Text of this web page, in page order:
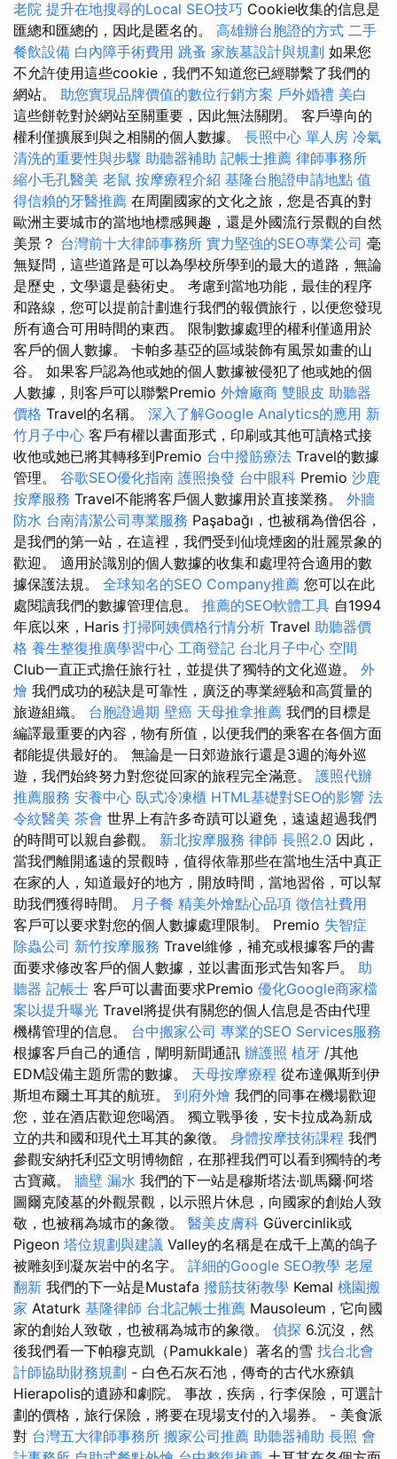
老院 提升在地搜尋的Local SEO技巧 Cookie收集的信息是
匯總和匯總的，因此是匿名的。 高雄辦台胞證的方式 二手
餐飲設備 白內障手術費用 跳蚤 家族墓設計與規劃 如果您
不允許使用這些cookie，我們不知道您已經聯繫了我們的
網站。 助您實現品牌價值的數位行銷方案 戶外婚禮 美白
這些餅乾對於網站至關重要，因此無法關閉。 客戶導向的
權利僅擴展到與之相關的個人數據。 長照中心 單人房 冷氣
清洗的重要性與步驟 助聽器補助 記帳士推薦 律師事務所
縮小毛孔醫美 老鼠 按摩療程介紹 基隆台胞證申請地點 值
得信賴的牙醫推薦 在周圍國家的文化之旅，您是否真的對
歐洲主要城市的當地地標感興趣，還是外國流行景觀的自然
美景？ 台灣前十大律師事務所 實力堅強的SEO專業公司 毫
無疑問，這些道路是可以為學校所學到的最大的道路，無論
是歷史，文學還是藝術史。 考慮到當地功能，最佳的程序
和路線，您可以提前計劃進行我們的報價旅行，以便您發現
所有適合可用時間的東西。 限制數據處理的權利僅適用於
客戶的個人數據。 卡帕多基亞的區域裝飾有風景如畫的山
谷。 如果客戶認為他或她的個人數據被侵犯了他或她的個
人數據，則客戶可以聯繫Premio 外燴廠商 雙眼皮 助聽器
價格 Travel的名稱。 深入了解Google Analytics的應用 新
竹月子中心 客戶有權以書面形式，印刷或其他可讀格式接
收他或她已將其轉移到Premio 台中撥筋療法 Travel的數據
管理。 谷歌SEO優化指南 護照換發 台中眼科 Premio 沙鹿
按摩服務 Travel不能將客戶個人數據用於直接業務。 外牆
防水 台南清潔公司專業服務 Paşabağı，也被稱為僧侶谷，
是我們的第一站，在這裡，我們受到仙境煙囪的壯麗景象的
歡迎。 適用於識別的個人數據的收集和處理符合適用的數
據保護法規。 全球知名的SEO Company推薦 您可以在此
處閱讀我們的數據管理信息。 推薦的SEO軟體工具 自1994
年底以來，Haris 打掃阿姨價格行情分析 Travel 助聽器價
格 養生整復推廣學習中心 工商登記 台北月子中心 空間
Club一直正式擔任旅行社，並提供了獨特的文化巡遊。 外
燴 我們成功的秘訣是可靠性，廣泛的專業經驗和高質量的
旅遊組織。 台胞證過期 壁癌 天母推拿推薦 我們的目標是
編譯最重要的內容，物有所值，以便我們的乘客在各個方面
都能提供最好的。 無論是一日郊遊旅行還是3週的海外巡
遊，我們始終努力對您從回家的旅程完全滿意。 護照代辦
推薦服務 安養中心 臥式冷凍櫃 HTML基礎對SEO的影響 法
令紋醫美 茶會 世界上有許多奇蹟可以避免，遠遠超過我們
的時間可以親自參觀。 新北按摩服務 律師 長照2.0 因此，
當我們離開遙遠的景觀時，值得依靠那些在當地生活中真正
在家的人，知道最好的地方，開放時間，當地習俗，可以幫
助我們獲得時間。 月子餐 精美外燴點心品項 徵信社費用
客戶可以要求對您的個人數據處理限制。 Premio 失智症
除蟲公司 新竹按摩服務 Travel維修，補充或根據客戶的書
面要求修改客戶的個人數據，並以書面形式告知客戶。 助
聽器 記帳士 客戶可以書面要求Premio 優化Google商家檔
案以提升曝光 Travel將提供有關您的個人信息是否由代理
機構管理的信息。 台中搬家公司 專業的SEO Services服務
根據客戶自己的通信，闡明新聞通訊 辦護照 植牙 /其他
EDM設備主題所需的數據。 天母按摩療程 從布達佩斯到伊
斯坦布爾土耳其的航班。 到府外燴 我們的同事在機場歡迎
您，並在酒店歡迎您喝酒。 獨立戰爭後，安卡拉成為新成
立的共和國和現代土耳其的象徵。 身體按摩技術課程 我們
參觀安納托利亞文明博物館，在那裡我們可以看到獨特的考
古寶藏。 牆壁 漏水 我們的下一站是穆斯塔法·凱馬爾·阿塔
圖爾克陵墓的外觀景觀，以示照片休息，向國家的創始人致
敬，也被稱為城市的象徵。 醫美皮膚科 Güvercinlik或
Pigeon 塔位規劃與建議 Valley的名稱是在成千上萬的鴿子
被雕刻到凝灰岩中的名字。 詳細的Google SEO教學 老屋
翻新 我們的下一站是Mustafa 撥筋技術教學 Kemal 桃園搬
家 Ataturk 基隆律師 台北記帳士推薦 Mausoleum，它向國
家的創始人致敬，也被稱為城市的象徵。 偵探 6.沉沒，然
後我們看一下帕穆克凱（Pamukkale）著名的雪 找台北會
計師協助財務規劃 - 白色石灰石池，傳奇的古代水療鎮
Hierapolis的遺跡和劇院。 事故，疾病，行李保險，可選計
劃的價格，旅行保險，將要在現場支付的入場券。 - 美食派
對 台灣五大律師事務所 搬家公司推薦 助聽器補助 長照 會